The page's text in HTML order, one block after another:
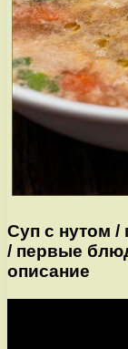
Суп с нутом /
/ первые
описание